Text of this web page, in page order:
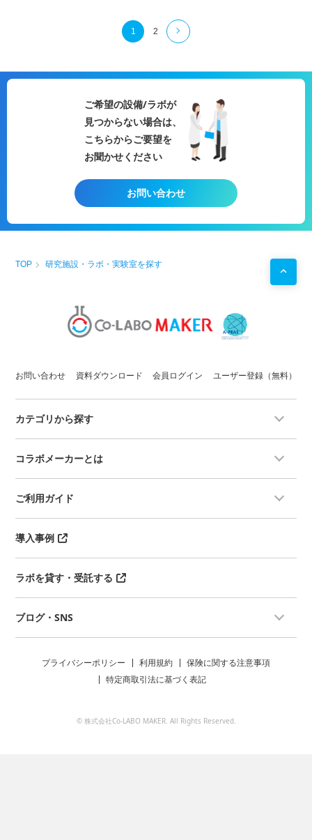
1週間で習得できる研修を岡山工場
で提供。座学と実技を組み合わせた
2日間集中コース（次世代電池）に
理解できる環境を提供
・東京都心の立地。打ち合わせ帰り
や急なサンプル評価にもアクセスし
やすい。
充放電試験
（大型24〜48V系、AGV・フ
ォークリフト用途、大型ポータブル
・静電気イミュニティ試験（その場で修理→再試験のル
線サーモグラフィによる発熱部位特定・温度分布
・BMS回路波形解析・絶縁抵抗試験
・長期在庫品の補充電・不活性セルの選別
充放電装置が稼働中で空きがない場合の利用
間で確保したい場合
・海外調達した
パックの品質検証
製品を仕上げたい開発チーム
1 2
ご希望の設備/ラボが
見つからない場合は、
こちらからご要望を
お聞かせください
お問い合わせ
TOP 研究施設・ラボ・実験室を探す
お問い合わせ 資料ダウンロード 会員ログイン ユーザー登録（無料）
カテゴリから探す
コラボメーカーとは
ご利用ガイド
導入事例
ラボを貸す・受託する
ブログ・SNS
プライバシーポリシー 利用規約
保険に関する注意事項
特定商取引法に基づく表記
© 株式会社Co-LABO MAKER. All Rights Reserved.